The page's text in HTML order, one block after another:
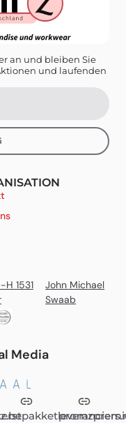
an und bleiben Sie
und laufenden
1531
John Michael
Swaab
Media